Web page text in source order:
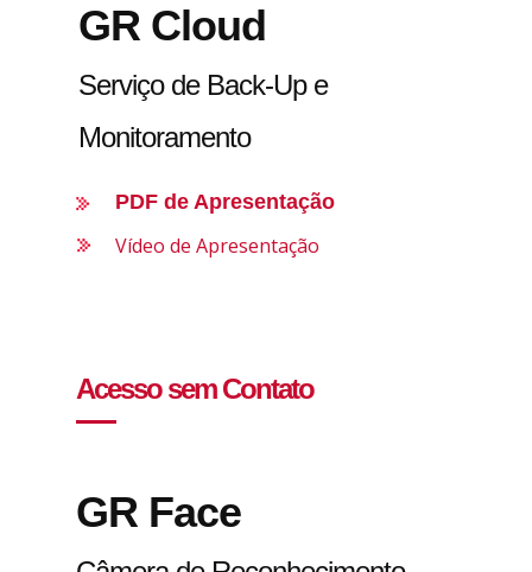
GR Cloud
Serviço de Back-Up e
Monitoramento
PDF de Apresentação
Vídeo de Apresentação
Acesso sem Contato
GR Face